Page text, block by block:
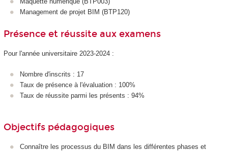
Management de projet BIM (BTP120)
Présence et réussite aux examens
Pour l'année universitaire 2023-2024 :
Nombre d'inscrits : 17
Taux de présence à l'évaluation : 100%
Taux de réussite parmi les présents : 94%
Objectifs pédagogiques
Connaître les processus du BIM dans les différentes phases et